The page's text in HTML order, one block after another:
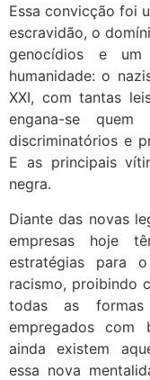
Essa convicção foi
escravidão, o
genocídios e
humanidade: o
XXI, com tantas
engana-se
discriminatórios e
E as principais
negra.
Diante das novas
empresas hoje
estratégias para
racismo, proibindo
todas as
empregados com
ainda existem
essa nova